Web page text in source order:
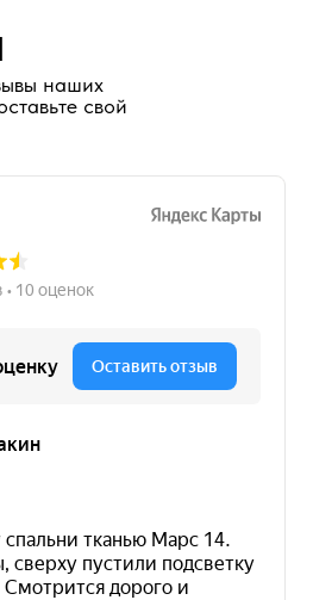
наших
свой